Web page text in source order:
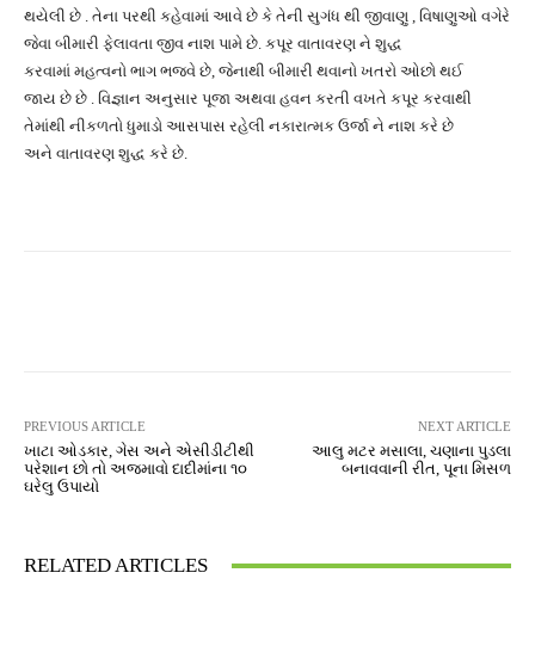
થયેલી છે . તેના પરથી કહેવામાં આવે છે કે તેની સુગંધ થી જીવાણુ , વિષાણુઓ વગેરે
જેવા બીમારી ફેલાવતા જીવ નાશ પામે છે. કપૂર વાતાવરણ ને શુદ્ધ
કરવામાં મહત્વનો ભાગ ભજવે છે, જેનાથી બીમારી થવાનો ખતરો ઓછો થઈ
જાય છે છે . વિજ્ઞાન અનુસાર પૂજા અથવા હવન કરતી વખતે કપૂર કરવાથી
તેમાંથી નીકળતો ધુમાડો આસપાસ રહેલી નકારાત્મક ઉર્જા ને નાશ કરે છે
અને વાતાવરણ શુદ્ધ કરે છે.
PREVIOUS ARTICLE
ખાટા ઓડકાર, ગેસ અને એસીડીટીથી
પરેશાન છો તો અજમાવો દાદીમાંના ૧૦
ઘરેલુ ઉપાયો
NEXT ARTICLE
આલુ મટર મસાલા, ચણાના પુડલા
બનાવવાની રીત, પૂના મિસળ
RELATED ARTICLES